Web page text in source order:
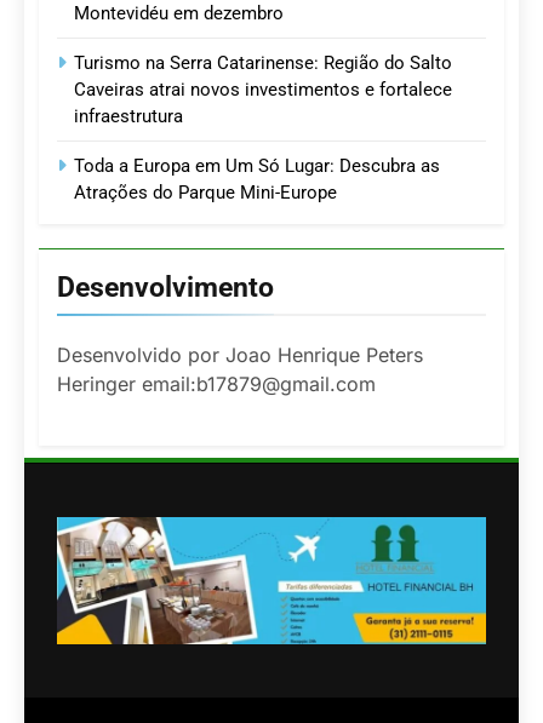
Montevidéu em dezembro
Turismo na Serra Catarinense: Região do Salto
Caveiras atrai novos investimentos e fortalece
infraestrutura
Toda a Europa em Um Só Lugar: Descubra as
Atrações do Parque Mini-Europe
Desenvolvimento
Desenvolvido por Joao Henrique Peters
Heringer email:b17879@gmail.com